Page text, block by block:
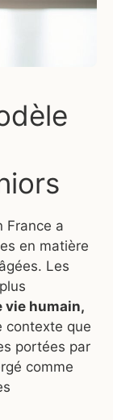
France a
en matière
Les
vie humain,
contexte que
portées par
comme